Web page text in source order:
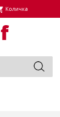
Количка